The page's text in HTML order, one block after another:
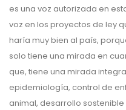
es una voz autorizada en
voz en los proyectos de ley
haría muy bien al país,
solo tiene una mirada en
que, tiene una mirada
epidemiología, control de
animal, desarrollo sostenible